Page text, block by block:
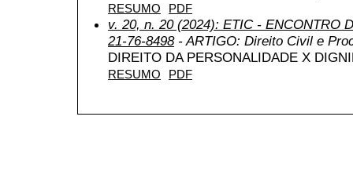
RESUMO PDF
v. 20, n. 20 (2024): ETIC - ENCONTRO
21-76-8498- ARTIGO: Direito Civil e
DIREITO DA PERSONALIDADE X
RESUMO PDF